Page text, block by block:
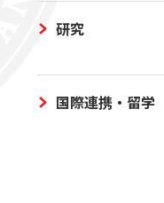
研究
国際連携・留学